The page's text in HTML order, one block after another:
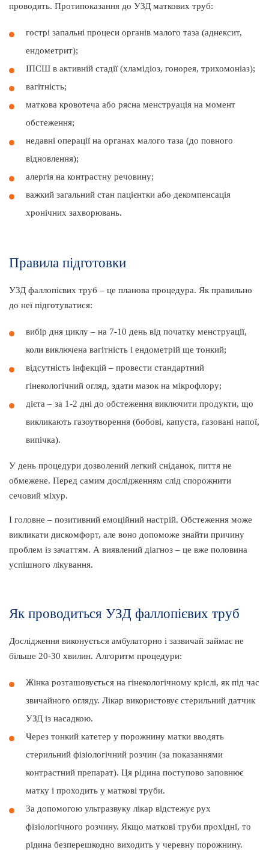
проводять. Протипоказання до УЗД маткових труб:
гострі запальні процеси органів малого таза (аднексит,
ендометрит);
ІПСШ в активній стадії (хламідіоз, гонорея, трихомоніаз);
вагітність;
маткова кровотеча або рясна менструація на момент
обстеження;
недавні операції на органах малого таза (до повного
відновлення);
алергія на контрастну речовину;
важкий загальний стан пацієнтки або декомпенсація
хронічних захворювань.
Правила підготовки
УЗД фаллопієвих труб – це планова процедура. Як правильно
до неї підготуватися:
вибір дня циклу – на 7-10 день від початку менструації,
коли виключена вагітність і ендометрій ще тонкий;
відсутність інфекцій – провести стандартний
гінекологічний огляд, здати мазок на мікрофлору;
дієта – за 1-2 дні до обстеження виключити продукти, що
викликають газоутворення (бобові, капуста, газовані напої,
випічка).
У день процедури дозволений легкий сніданок, пиття не
обмежене. Перед самим дослідженням слід спорожнити
сечовий міхур.
І головне – позитивний емоційний настрій. Обстеження може
викликати дискомфорт, але воно допоможе знайти причину
проблем із зачаттям. А виявлений діагноз – це вже половина
успішного лікування.
Як проводиться УЗД фаллопієвих труб
Дослідження виконується амбулаторно і зазвичай займає не
більше 20-30 хвилин. Алгоритм процедури:
Жінка розташовується на гінекологічному кріслі, як під час
звичайного огляду. Лікар використовує стерильний датчик
УЗД із насадкою.
Через тонкий катетер у порожнину матки вводять
стерильний фізіологічний розчин (за показаннями
контрастний препарат). Ця рідина поступово заповнює
матку і проходить у маткові труби.
За допомогою ультразвуку лікар відстежує рух
фізіологічного розчину. Якщо маткові труби прохідні, то
рідина безперешкодно виходить у черевну порожнину.